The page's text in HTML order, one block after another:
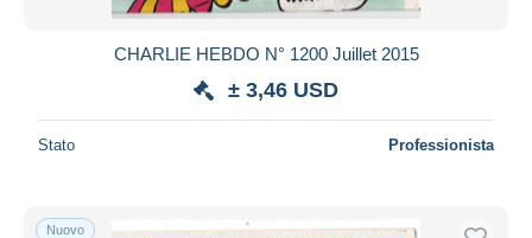
CHARLIE HEBDO N° 1200 Juillet 2015
± 3,46 USD
Stato Professionista
Nuovo